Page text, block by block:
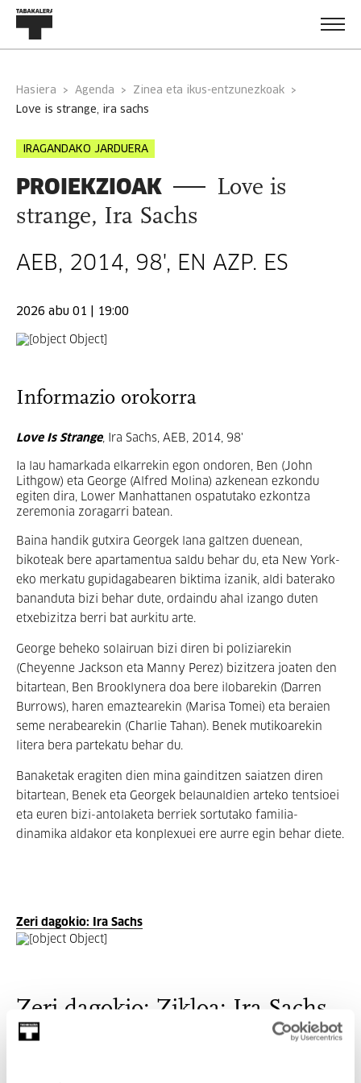
Hasiera Agenda
Zinea eta ikus-entzunezkoak
love is strange, ira sachs
IRAGANDAKO JARDUERA
PROIEKZIOAK
Love is
strange, Ira Sachs
AEB, 2014, 98', EN AZP. ES
2026 abu 01 | 19:00
Informazio orokorra
Love Is Strange, Ira Sachs, AEB, 2014, 98'
Ia lau hamarkada elkarrekin egon ondoren, Ben (John
Lithgow) eta George (Alfred Molina) azkenean ezkondu
egiten dira, Lower Manhattanen ospatutako ezkontza
zeremonia zoragarri batean.
Baina handik gutxira Georgek lana galtzen duenean,
bikoteak bere apartamentua saldu behar du, eta New York-
eko merkatu gupidagabearen biktima izanik, aldi baterako
bananduta bizi behar dute, ordaindu ahal izango duten
etxebizitza berri bat aurkitu arte.
George beheko solairuan bizi diren bi poliziarekin
(Cheyenne Jackson eta Manny Perez) bizitzera joaten den
bitartean, Ben Brooklynera doa bere ilobarekin (Darren
Burrows), haren emaztearekin (Marisa Tomei) eta beraien
seme nerabearekin (Charlie Tahan). Benek mutikoarekin
litera bera partekatu behar du.
Banaketak eragiten dien mina gainditzen saiatzen diren
bitartean, Benek eta Georgek belaunaldien arteko tentsioei
eta euren bizi-antolaketa berriek sortutako familia-
dinamika aldakor eta konplexuei ere aurre egin behar diete.
Zeri dagokio: Ira Sachs
Zeri dagokio: Zikloa: Ira Sachs